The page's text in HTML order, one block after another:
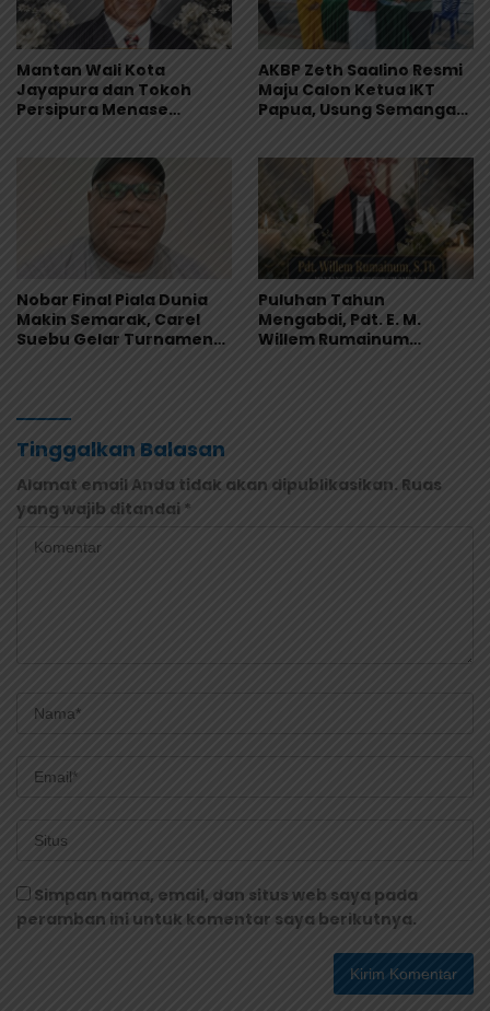
Mantan Wali Kota
Jayapura dan Tokoh
Persipura Menase
AKBP Zeth Saalino Resmi
Maju Calon Ketua IKT
Papua, Usung Semangat
Nobar Final Piala Dunia
Makin Semarak, Carel
Suebu Gelar Turnamen
Puluhan Tahun
Mengabdi, Pdt. E. M.
Willem Rumainum
Tinggalkan Balasan
Alamat email Anda tidak akan dipublikasikan. Ruas
yang wajib ditandai *
Simpan nama, email, dan situs web saya pada
peramban ini untuk komentar saya berikutnya.